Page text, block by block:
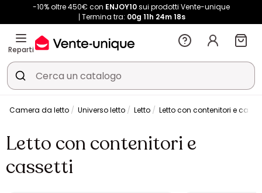
-10% oltre 450€ con ENJOY10sui prodotti Vente-unique
Termina tra: 00g 11h 24m17s
Reparti
Camera da letto Universo letto Letto Letto con contenitori e
Letto con contenitori e
cassetti